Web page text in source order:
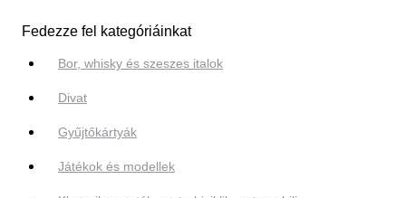
Fedezze fel kategóriáinkat
Bor, whisky és szeszes italok
Divat
Gyűjtőkártyák
Játékok és modellek